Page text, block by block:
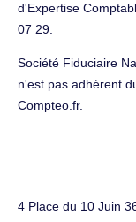
d'Expertise
07 29.
Société Fiduciaire
n'est pas adhérent
Compteo.fr.
4 Place du 10 Juin